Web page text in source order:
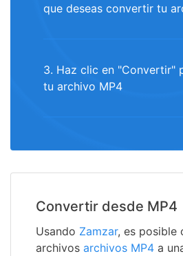
que deseas convertir tu
3. Haz clic en "Convertir"
tu archivo MP4
Convertir desde MP4
Usando Zamzar, es posible
archivos archivos MP4 a